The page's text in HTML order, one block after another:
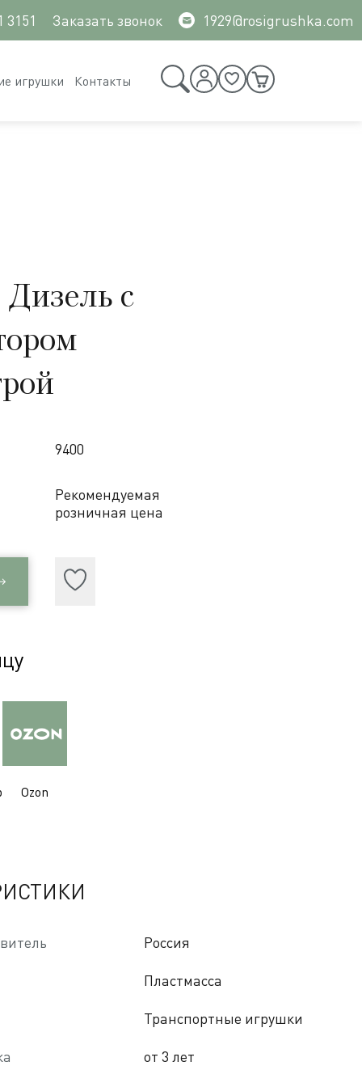
3151 Заказать звонок 1929@rosigrushka.com
игрушки Контакты
с
9400
Рекомендуемая
розничная цена
Ozon
Россия
Пластмасса
Транспортные игрушки
от 3 лет